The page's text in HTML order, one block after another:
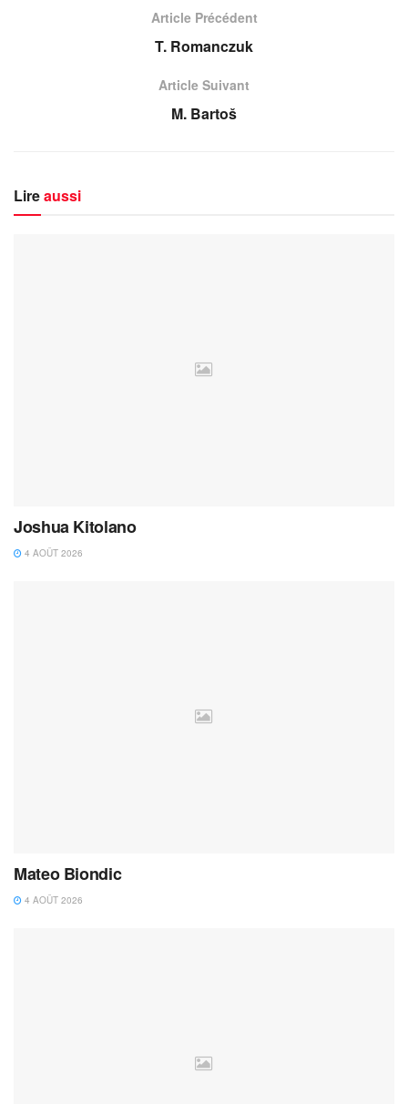
Article Précédent
T. Romanczuk
Article Suivant
M. Bartoš
Lireaussi
Joshua Kitolano
4 AOÛT 2026
Mateo Biondic
4 AOÛT 2026